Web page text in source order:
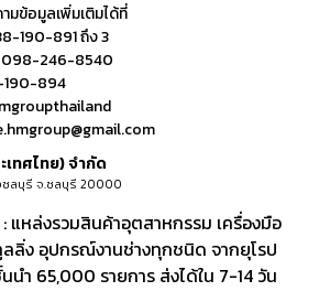
ข้อมูลเพิ่มเติมได้ที่
190-891 ถึง 3
098-246-8540
894
เทศไทย) จำกัด
ชลบุรี จ.ชลบุรี 20000
แหล่งรวมสินค้าอุตสาหกรรม เครื่องมือ
ลลิ่ง อุปกรณ์งานช่างทุกชนิด จากยุโรป
ำ 65,000 รายการ ส่งได้ใน 7-14 วัน